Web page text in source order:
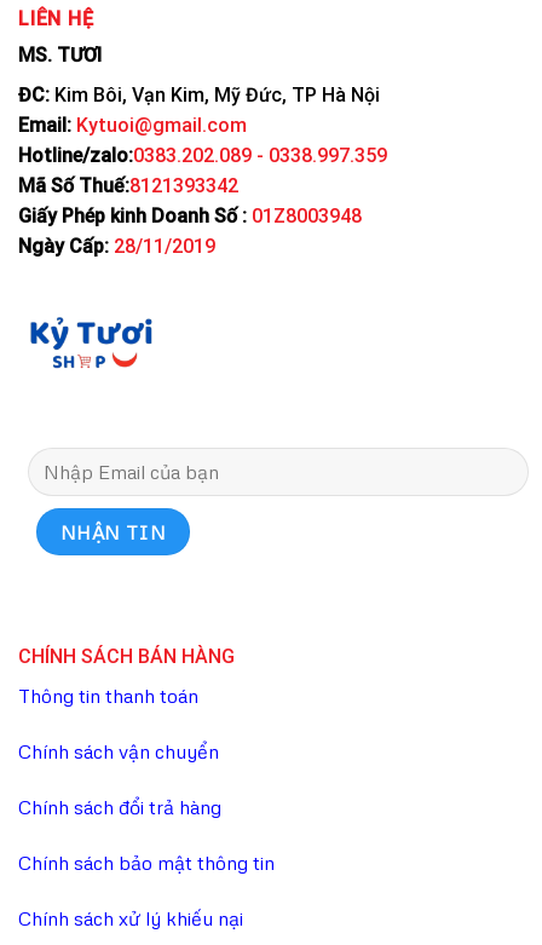
LIÊN HỆ
MS. TƯƠI
ĐC: Kim Bôi, Vạn Kim, Mỹ Đức, TP Hà Nội
Email: Kytuoi@gmail.com
Hotline/zalo:0383.202.089 - 0338.997.359
Mã Số Thuế:8121393342
Giấy Phép kinh Doanh Số : 01Z8003948
Ngày Cấp: 28/11/2019
CHÍNH SÁCH BÁN HÀNG
Thông tin thanh toán
Chính sách vận chuyển
Chính sách đổi trả hàng
Chính sách bảo mật thông tin
Chính sách xử lý khiếu nại